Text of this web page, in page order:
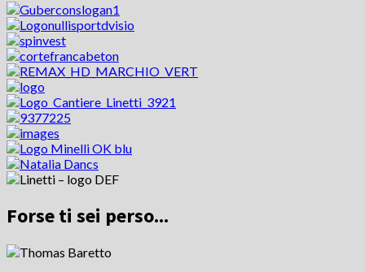
Forse ti sei perso...